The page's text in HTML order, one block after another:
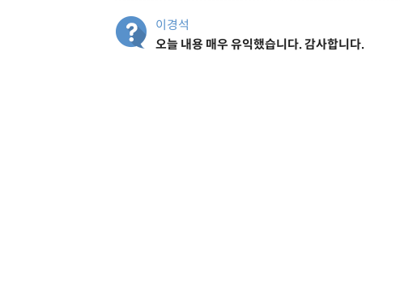
이경석
오늘 내용 매우 유익했습니다. 감사합니다.